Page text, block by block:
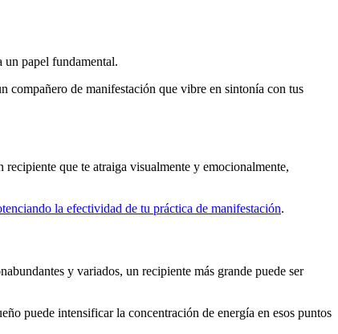
un papel fundamental.
compañero de manifestación que vibre en sintonía con tus
que te atraiga visualmente y emocionalmente,
la efectividad de tu práctica de manifestación.
y variados, un recipiente más grande puede ser
puede intensificar la concentración de energía en esos puntos